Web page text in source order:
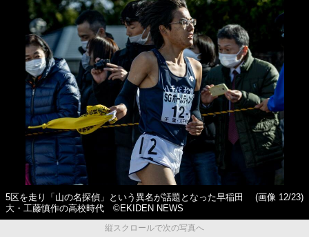
5区を走り「山の名探偵」という異名が話題となった早稲田
大・工藤慎作の高校時代 ©EKIDEN NEWS
(画像 12/23)
縦スクロールで次の写真へ